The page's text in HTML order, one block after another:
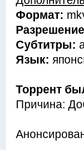
Формат:
Субтитры:
Язык:
Торрент
Причина: